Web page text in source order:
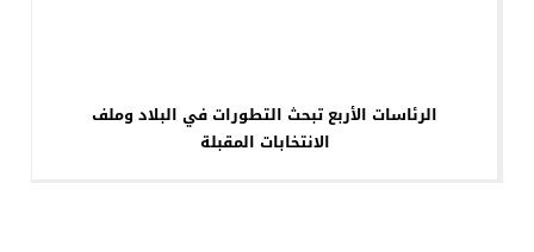
الرئاسات الأربع تبحث التطورات في البلاد وملف
الانتخابات المقبلة